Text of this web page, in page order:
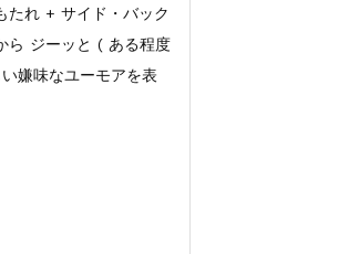
たれ + サイド・バック
ら ジーッと ( ある程度
嫌味なユーモアを表